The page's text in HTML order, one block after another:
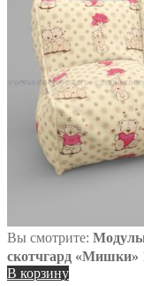
Вы смотрите:
скотчгард «Мишки»
В корзину